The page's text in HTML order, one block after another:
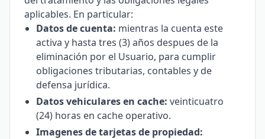
aplicables. En particular:
Datos de cuenta: mientras la cuenta este
activa y hasta tres (3) años despues de la
eliminación por el Usuario, para cumplir
obligaciones tributarias, contables y de
defensa jurídica.
Datos vehiculares en cache: veinticuatro
(24) horas en cache operativo.
Imagenes de tarjetas de propiedad: